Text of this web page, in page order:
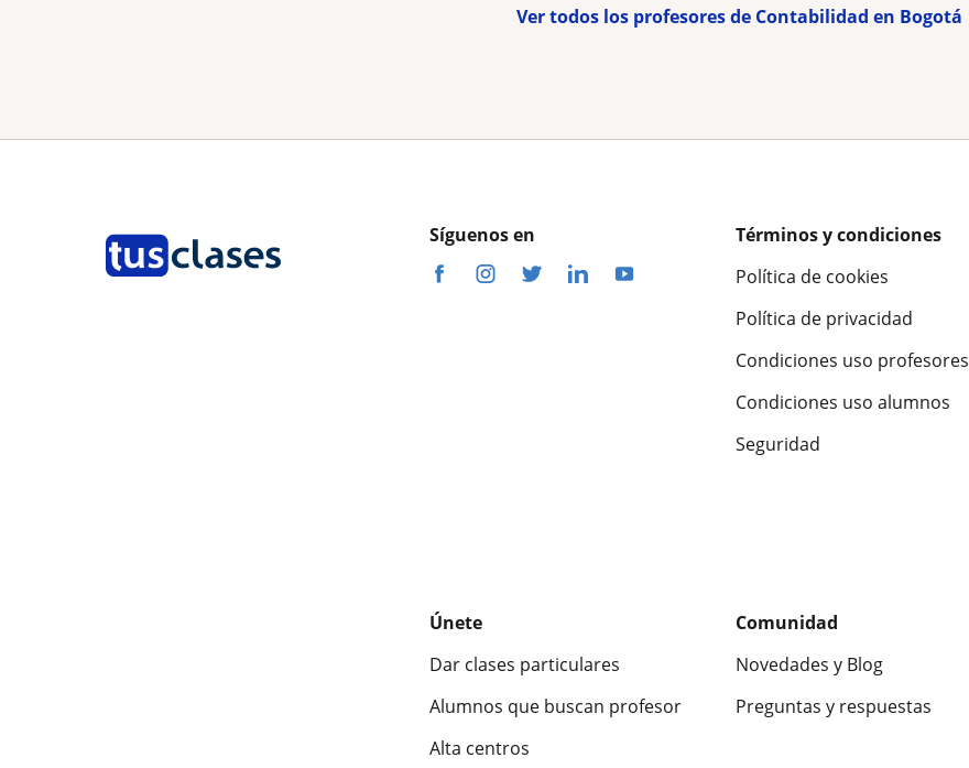
Ver todos los profesores de Contabilidad en Bogotá
Síguenos en
Términos y condiciones
Política de cookies
Política de privacidad
Condiciones uso profesores
Condiciones uso alumnos
Seguridad
Únete
Dar clases particulares
Alumnos que buscan profesor
Alta centros
Comunidad
Novedades y Blog
Preguntas y respuestas